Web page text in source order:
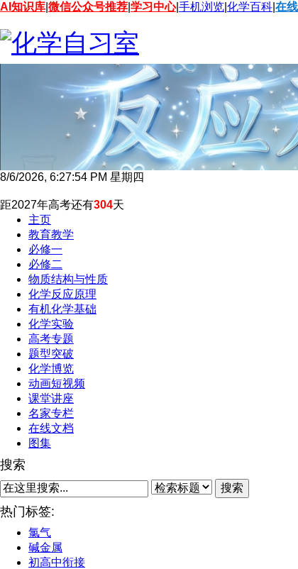
AI知识库 微信公众号推荐 学习中心|手机浏览 化学百科 在
8/6/2026, 6:27:55 PM 星期四
距2027年高考还有304天
主页
教育教学
必修一
必修二
物质结构与性质
化学反应原理
有机化学基础
化学实验
高考专题
题型突破
化学博览
动画短视频
课堂讲座
名家专栏
在线文档
图集
搜索
搜索
热门标签:
氯气
碱金属
初高中衔接